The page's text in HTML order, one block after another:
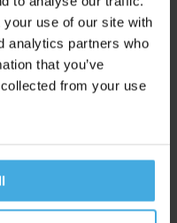
use of our site with
analytics partners who
that you’ve
from your use
de respondenten
onder te brengen in
en